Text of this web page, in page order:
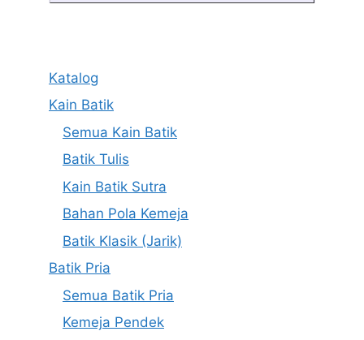
Katalog
Kain Batik
Semua Kain Batik
Batik Tulis
Kain Batik Sutra
Bahan Pola Kemeja
Batik Klasik (Jarik)
Batik Pria
Semua Batik Pria
Kemeja Pendek